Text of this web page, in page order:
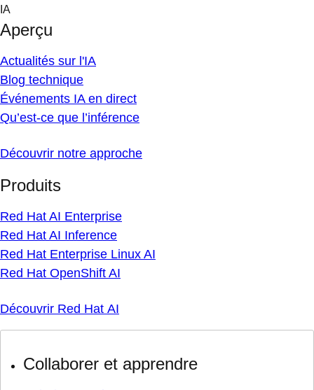
Skip
content
IA
Aperçu
Actualités sur l'IA
Blog technique
Événements IA en direct
Qu’est-ce que l’inférence
Découvrir notre approche
Produits
Red Hat AI Enterprise
Red Hat AI Inference
Red Hat Enterprise Linux AI
Red Hat OpenShift AI
Découvrir Red Hat AI
Collaborer et apprendre